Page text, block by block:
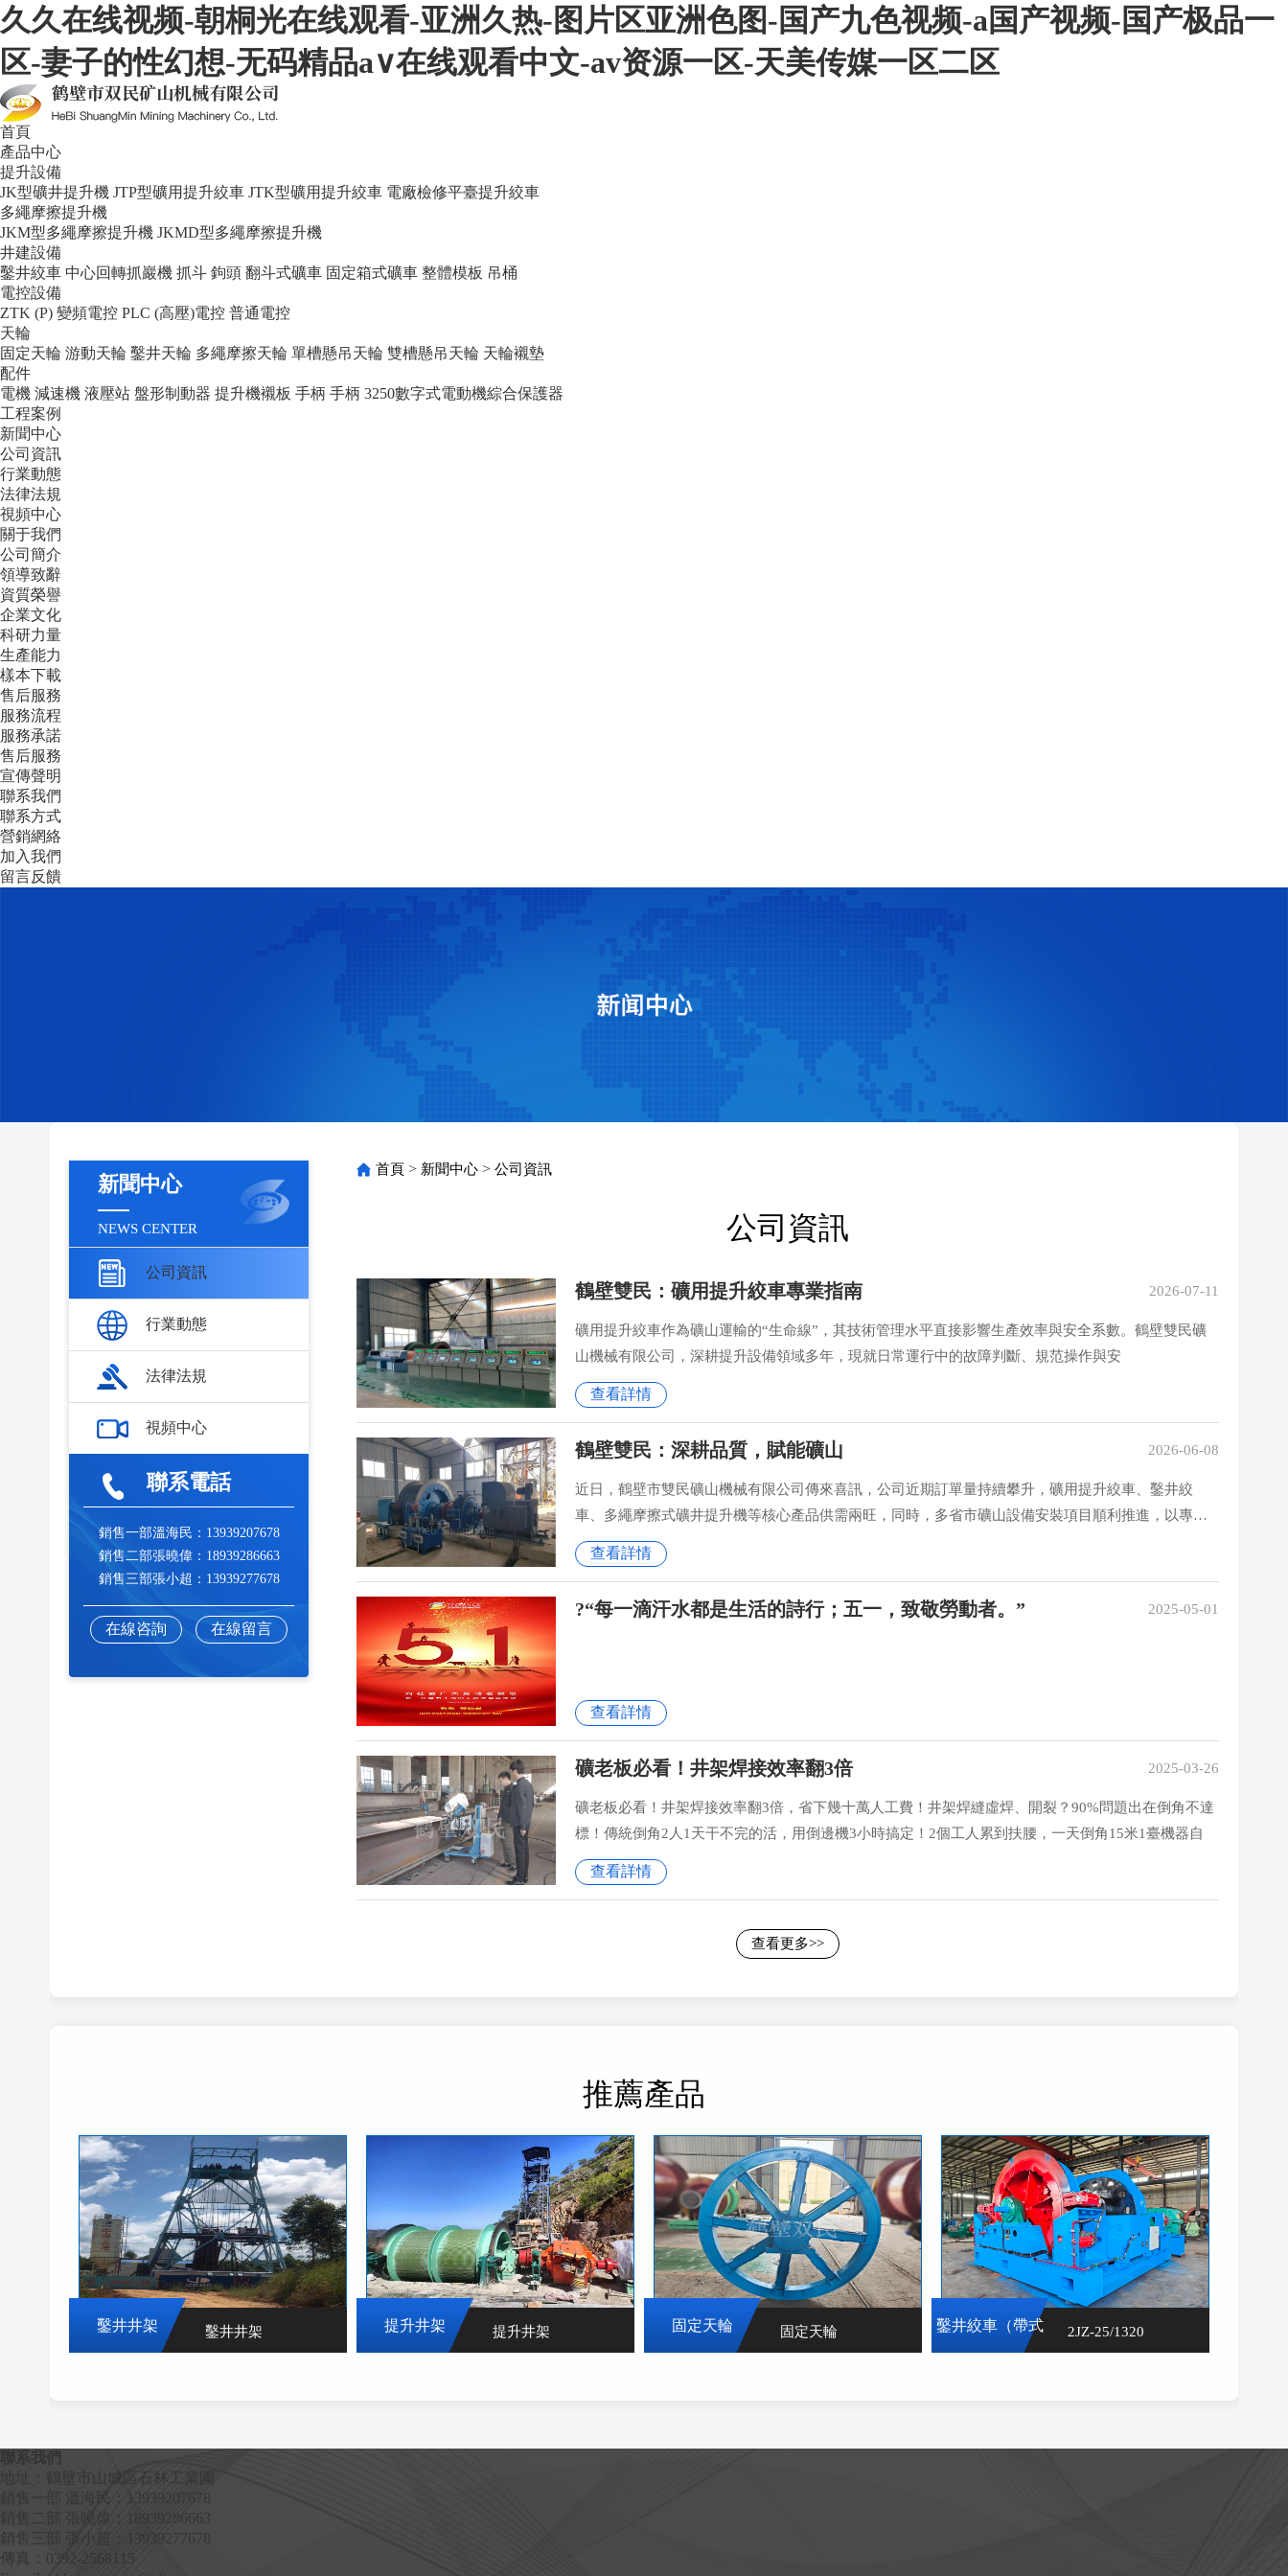
久久在线视频-朝桐光在线观看-亚洲久热-图片区亚洲色图-国产九色视频-a国产视频-国产极品一
区-妻子的性幻想-无码精品a∨在线观看中文-av资源一区-天美传媒一区二区
首頁
產品中心
提升設備
JK型礦井提升機 JTP型礦用提升絞車 JTK型礦用提升絞車 電廠檢修平臺提升絞車
多繩摩擦提升機
JKM型多繩摩擦提升機 JKMD型多繩摩擦提升機
井建設備
鑿井絞車 中心回轉抓巖機 抓斗 鉤頭 翻斗式礦車 固定箱式礦車 整體模板 吊桶
電控設備
ZTK (P) 變頻電控 PLC (高壓)電控 普通電控
天輪
固定天輪 游動天輪 鑿井天輪 多繩摩擦天輪 單槽懸吊天輪 雙槽懸吊天輪 天輪襯墊
配件
電機 減速機 液壓站 盤形制動器 提升機襯板 手柄 手柄 3250數字式電動機綜合保護器
工程案例
新聞中心
公司資訊
行業動態
法律法規
視頻中心
關于我們
公司簡介
領導致辭
資質榮譽
企業文化
科研力量
生產能力
樣本下載
售后服務
服務流程
服務承諾
售后服務
宣傳聲明
聯系我們
聯系方式
營銷網絡
加入我們
留言反饋
新聞中心
NEWS CENTER
公司資訊
行業動態
法律法規
視頻中心
聯系電話
銷售一部溫海民：13939207678
銷售二部張曉偉：18939286663
銷售三部張小超：13939277678
在線咨詢 在線留言
首頁 > 新聞中心 > 公司資訊
公司資訊
鶴壁雙民：礦用提升絞車專業指南 2026-07-11
礦用提升絞車作為礦山運輸的“生命線”，其技術管理水平直接影響生產效率與安全系數。鶴壁雙民礦
山機械有限公司，深耕提升設備領域多年，現就日常運行中的故障判斷、規范操作與安
查看詳情
鶴壁雙民：深耕品質，賦能礦山 2026-06-08
近日，鶴壁市雙民礦山機械有限公司傳來喜訊，公司近期訂單量持續攀升，礦用提升絞車、鑿井絞
車、多繩摩擦式礦井提升機等核心產品供需兩旺，同時，多省市礦山設備安裝項目順利推進，以專業
實力踐行“守護礦山安全、助力高效生產”的企業使命，彰顯了公司在礦山機械領域的過硬實力與市場
認可度。
查看詳情
?“每一滴汗水都是生活的詩行；五一，致敬勞動者。” 2025-05-01
查看詳情
礦老板必看！井架焊接效率翻3倍 2025-03-26
礦老板必看！井架焊接效率翻3倍，省下幾十萬人工費！井架焊縫虛焊、開裂？90%問題出在倒角不達
標！傳統倒角2人1天干不完的活，用倒邊機3小時搞定！2個工人累到扶腰，一天倒角15米1臺機器自
查看詳情
查看更多>>
推薦產品
鑿井井架 鑿井井架 提升井架 提升井架 固定天輪 固定天輪 鑿井絞車（帶式 2JZ-25/1320
聯系我們
地址：鶴壁市山城區石林工業園
銷售一部 溫海民：13939207678
銷售二部 張曉偉：18939286663
銷售三部 張小超：13939277678
傳真：0392-2568115